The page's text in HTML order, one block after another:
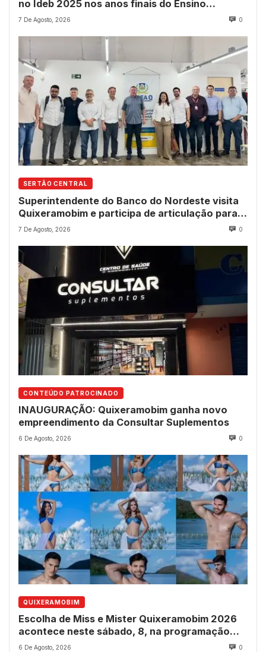
no Ideb 2025 nos anos finais do Ensino
Fundamental
7 De Agosto, 2026 0
SERTÃO CENTRAL
Superintendente do Banco do Nordeste visita
Quixeramobim e participa de articulação para
avanço do futuro shopping
7 De Agosto, 2026 0
CONTEÚDO PATROCINADO
INAUGURAÇÃO: Quixeramobim ganha novo
empreendimento da Consultar Suplementos
6 De Agosto, 2026 0
QUIXERAMOBIM
Escolha de Miss e Mister Quixeramobim 2026
acontece neste sábado, 8, na programação
dos 237 anos do município
6 De Agosto, 2026 0